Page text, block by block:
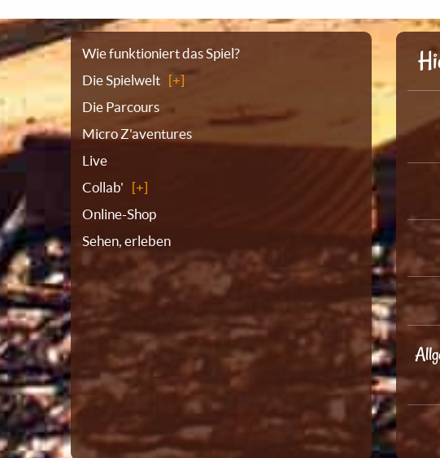
Sitemap
Wie funktioniert das Spiel?
Die Spielwelt
Die Parcours
Micro Z'aventures
Live
Collab'
Online-Shop
Sehen, erleben